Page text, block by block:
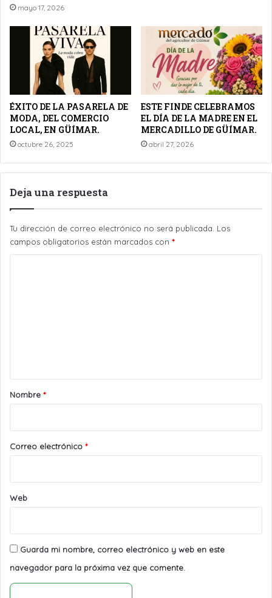
mayo 17, 2026
ÉXITO DE LA PASARELA DE
MODA, DEL COMERCIO
LOCAL, EN GÜÍMAR.
octubre 26, 2025
ESTE FINDE CELEBRAMOS
EL DÍA DE LA MADRE EN EL
MERCADILLO DE GÜÍMAR.
abril 27, 2026
Deja una respuesta
Tu dirección de correo electrónico no será publicada. Los
campos obligatorios están marcados con *
r
*
Nombre *
Correo electrónico *
Web
Guarda mi nombre, correo electrónico y web en este
navegador para la próxima vez que comente.